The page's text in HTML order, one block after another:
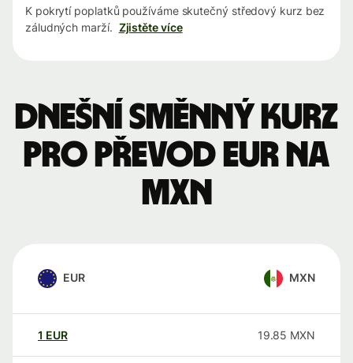
K pokrytí poplatků používáme skutečný středový kurz bez
záludných marží. Zjistěte více
Dnešní směnný kurz
pro převod EUR na
MXN
EUR MXN
1 EUR 19.85 MXN